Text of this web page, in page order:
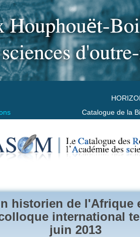
Catalogue de la
historien de l'Afrique
international
juin 2013